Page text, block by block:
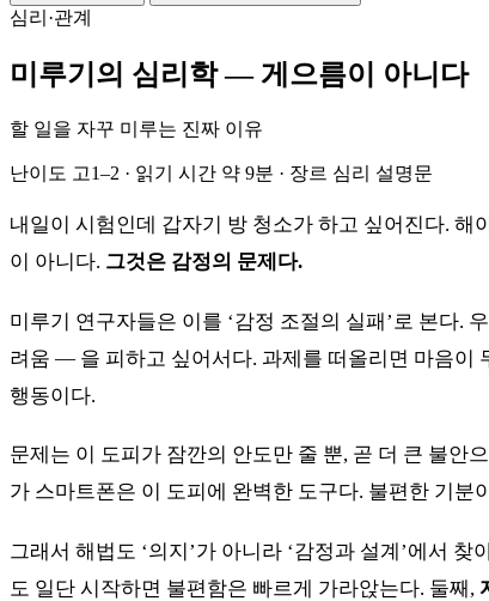
심리·관계
미루기의 심리학 — 게으름이 아니다
할 일을 자꾸 미루는 진짜 이유
난이도 고1–2 · 읽기 시간 약 9분 · 장르 심리 설명문
내일이 시험인데 갑자기 방 청소가 하고 싶어진다. 해
이 아니다. 그것은 감정의 문제다.
미루기 연구자들은 이를 ‘감정 조절의 실패’로 본다.
려움 — 을 피하고 싶어서다. 과제를 떠올리면 마음이
행동이다.
문제는 이 도피가 잠깐의 안도만 줄 뿐, 곧 더 큰 불안
가 스마트폰은 이 도피에 완벽한 도구다. 불편한 기분
그래서 해법도 ‘의지’가 아니라 ‘감정과 설계’에서 찾
도 일단 시작하면 불편함은 빠르게 가라앉는다. 둘째,